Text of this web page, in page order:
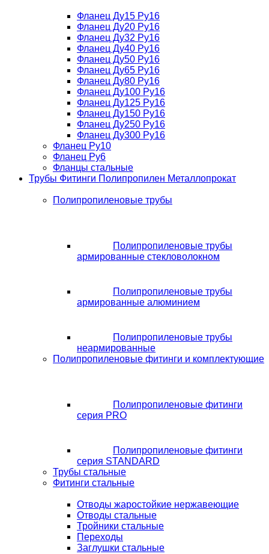
Фланец Ду15 Ру16
Фланец Ду20 Ру16
Фланец Ду32 Ру16
Фланец Ду40 Ру16
Фланец Ду50 Ру16
Фланец Ду65 Ру16
Фланец Ду80 Ру16
Фланец Ду100 Ру16
Фланец Ду125 Ру16
Фланец Ду150 Ру16
Фланец Ду250 Ру16
Фланец Ду300 Ру16
Фланец Ру10
Фланец Ру6
Фланцы стальные
Трубы Фитинги Полипропилен Металлопрокат
Полипропиленовые трубы
Полипропиленовые трубы
армированные стекловолокном
Полипропиленовые трубы
армированные алюминием
Полипропиленовые трубы
неармированные
Полипропиленовые фитинги и комплектующие
Полипропиленовые фитинги
серия PRO
Полипропиленовые фитинги
серия STANDARD
Трубы стальные
Фитинги стальные
Отводы жаростойкие нержавеющие
Отводы стальные
Тройники стальные
Переходы
Заглушки стальные